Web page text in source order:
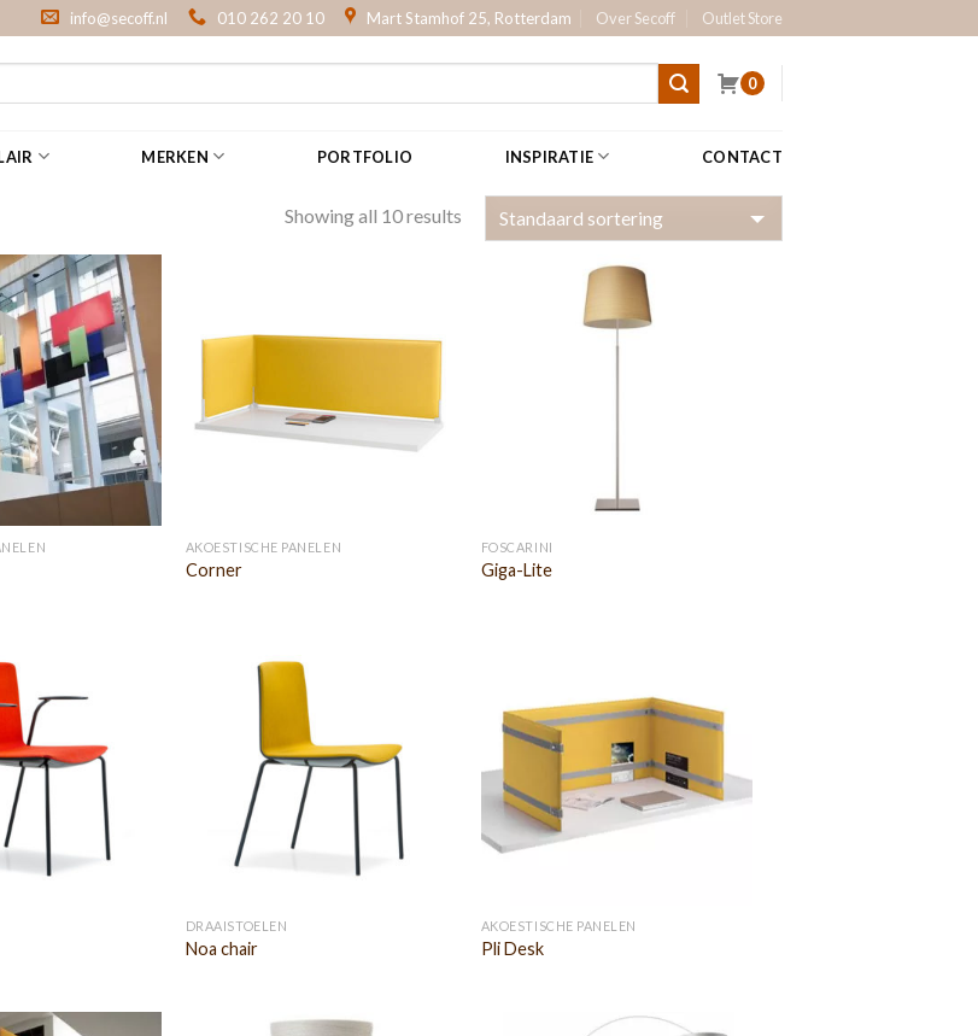
info@secoff.nl 010 262 20 10 Mart Stamhof 25, Rotterdam Over Secoff Outlet Store
0
MERKEN PORTFOLIO INSPIRATIE CONTACT
Showing all 10 results
AKOESTISCHE PANELEN
Corner
FOSCARINI
Giga-Lite
DRAAISTOELEN
Noa chair
AKOESTISCHE PANELEN
Pli Desk